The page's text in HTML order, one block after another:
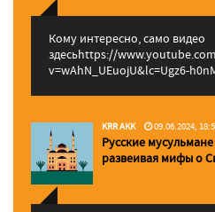
Кому интересно, само видео
здесьhttps://
v=wAhN_UEuojU&lc=Ugz6-
KRR AKK 09.06.2024,
Русские
pазвеивая мифы о